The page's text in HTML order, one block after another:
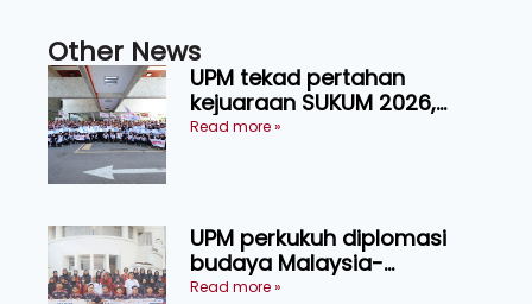
Other News
UPM tekad pertahan
kejuaraan SUKUM 2026,
sasar 16 pingat emas
Read more »
UPM perkukuh diplomasi
budaya Malaysia-
Indonesia melalui Narasi
Read more »